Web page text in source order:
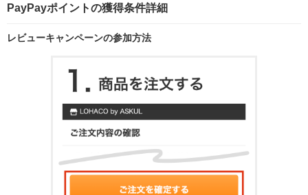
PayPayポイントの獲得条件詳細
レビューキャンペーンの参加方法